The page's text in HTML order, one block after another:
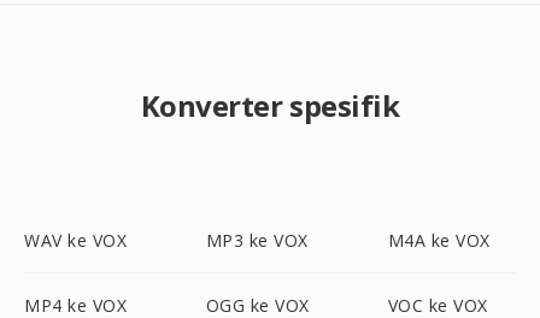
Konverter spesifik
WAV ke VOX MP3 ke VOX M4A ke VOX
MP4 ke VOX OGG ke VOX VOC ke VOX